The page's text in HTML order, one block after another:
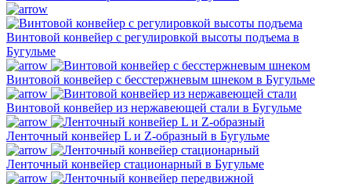
Винтовой конвейер с регулировкой высоты подъема в
Бугульме
Винтовой конвейер с бесстержневым шнеком в Бугульме
Винтовой конвейер из нержавеющей стали в Бугульме
Ленточный конвейер L и Z-образный в Бугульме
Ленточный конвейер стационарный в Бугульме